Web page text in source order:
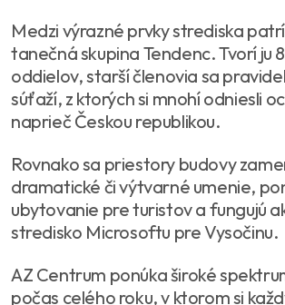
Medzi výrazné prvky strediska
tanečná skupina Tendenc. Tvorí ju
oddielov, starší členovia sa
súťaží, z ktorých si mnohí odniesli
naprieč Českou republikou.
Rovnako sa priestory budovy
dramatické či výtvarné umenie,
ubytovanie pre turistov a fungujú
stredisko Microsoftu pre Vysočinu.
AZ Centrum ponúka široké
počas celého roku, v ktorom si